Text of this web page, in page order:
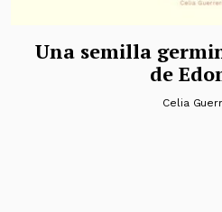
Una semilla
de
Celia